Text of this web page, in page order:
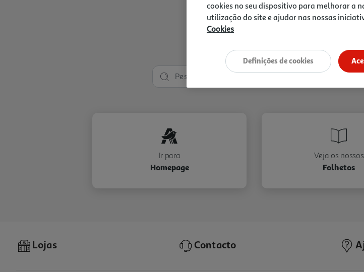
Vamos tentar
Ir para
Homepage
Veja os nossos
Folhetos
Lojas Contacto
cookies no seu dispositivo para melhorar a
utilização do site e ajudar nas nossas
Cookies
Definições de cookies